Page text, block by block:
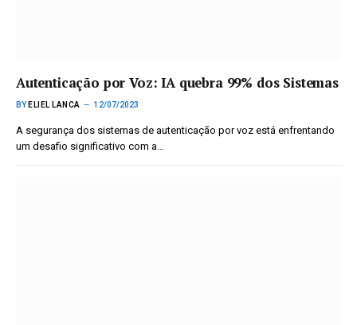
Autenticação por Voz: IA quebra 99% dos Sistemas
BY ELIEL LANCA 12/07/2023
A segurança dos sistemas de autenticação por voz está enfrentando
um desafio significativo com a…